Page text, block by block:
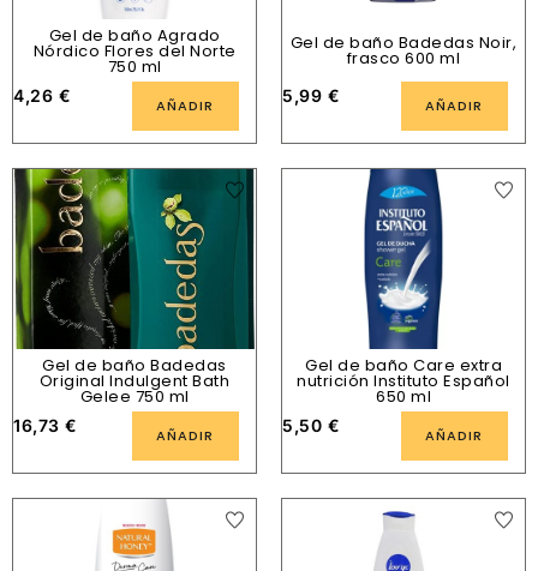
Gel de baño Agrado
Nórdico Flores del Norte
750 ml
4,26 € AÑADIR
Gel de baño Badedas Noir,
frasco 600 ml
5,99 € AÑADIR
Gel de baño Badedas
Original Indulgent Bath
Gelee 750 ml
16,73 € AÑADIR
Gel de baño Care extra
nutrición Instituto Español
650 ml
5,50 € AÑADIR